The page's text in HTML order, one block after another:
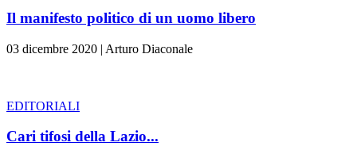
Il manifesto politico di un uomo libero
03 dicembre 2020 | Arturo Diaconale
EDITORIALI
Cari tifosi della Lazio...